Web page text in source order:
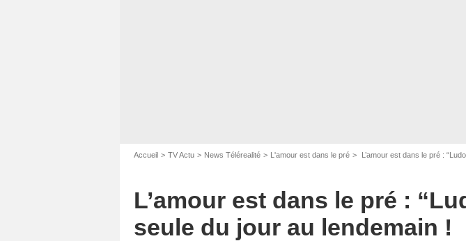
Accueil TV Actu News Télérealité L'amour est dans le pré L’amour est dans le pré :
L’amour est dans le pré :
seule du jour au lendemain !